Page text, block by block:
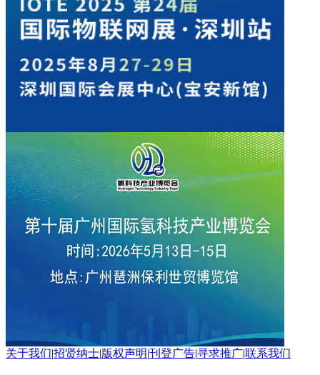
关于我们|招贤纳士|版权声明|刊登广告|寻求推广|联系我们